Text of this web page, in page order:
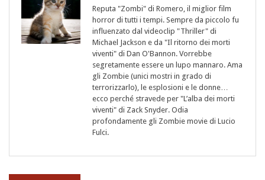
Reputa "Zombi" di Romero, il miglior film
horror di tutti i tempi. Sempre da piccolo fu
influenzato dal videoclip "Thriller" di
Michael Jackson e da "Il ritorno dei morti
viventi" di Dan O'Bannon. Vorrebbe
segretamente essere un lupo mannaro. Ama
gli Zombie (unici mostri in grado di
terrorizzarlo), le esplosioni e le donne…
ecco perché stravede per "L’alba dei morti
viventi" di Zack Snyder. Odia
profondamente gli Zombie movie di Lucio
Fulci.